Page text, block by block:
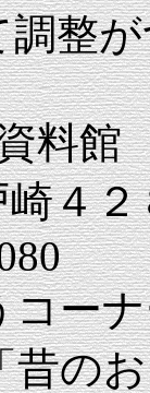
整が
料館
４２
ーナ
昔の